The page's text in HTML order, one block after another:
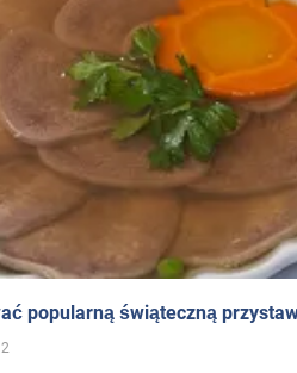
popularną świąteczną
2